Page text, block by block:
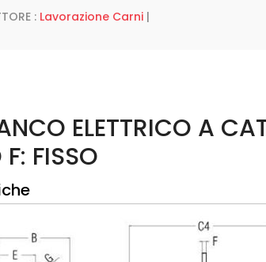
: Lavorazione Carni|
ELETTRICO A
FISSO